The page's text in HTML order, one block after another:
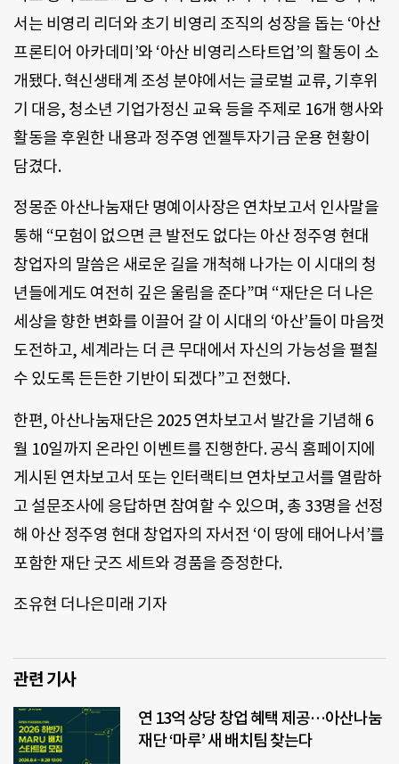
서는 비영리 리더와 초기 비영리 조직의 성장을 돕는 ‘아산
프론티어 아카데미’와 ‘아산 비영리스타트업’의 활동이 소
개됐다. 혁신생태계 조성 분야에서는 글로벌 교류, 기후위
기 대응, 청소년 기업가정신 교육 등을 주제로 16개 행사와
활동을 후원한 내용과 정주영 엔젤투자기금 운용 현황이
담겼다.
정몽준 아산나눔재단 명예이사장은 연차보고서 인사말을
통해 “모험이 없으면 큰 발전도 없다는 아산 정주영 현대
창업자의 말씀은 새로운 길을 개척해 나가는 이 시대의 청
년들에게도 여전히 깊은 울림을 준다”며 “재단은 더 나은
세상을 향한 변화를 이끌어 갈 이 시대의 ‘아산’들이 마음껏
도전하고, 세계라는 더 큰 무대에서 자신의 가능성을 펼칠
수 있도록 든든한 기반이 되겠다”고 전했다.
한편, 아산나눔재단은 2025 연차보고서 발간을 기념해 6
월 10일까지 온라인 이벤트를 진행한다. 공식 홈페이지에
게시된 연차보고서 또는 인터랙티브 연차보고서를 열람하
고 설문조사에 응답하면 참여할 수 있으며, 총 33명을 선정
해 아산 정주영 현대 창업자의 자서전 ‘이 땅에 태어나서’를
포함한 재단 굿즈 세트와 경품을 증정한다.
조유현 더나은미래 기자
관련 기사
연 13억 상당 창업 혜택 제공…아산나눔
재단 ‘마루’ 새 배치팀 찾는다